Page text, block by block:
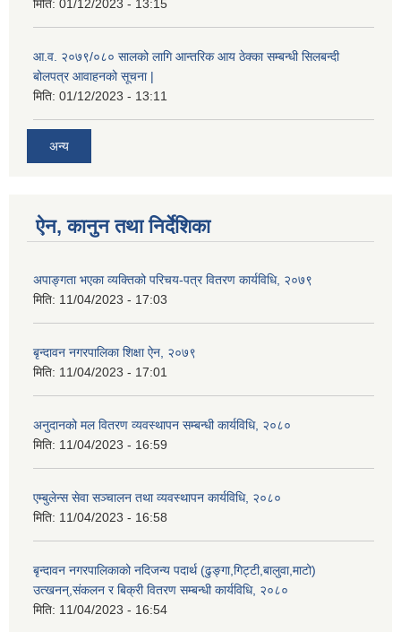
मिति: 01/12/2023 - 13:15
आ.व. २०७९/०८० सालको लागि आन्तरिक आय ठेक्का सम्बन्धी सिलबन्दी
बोलपत्र आवाहनको सूचना |
मिति: 01/12/2023 - 13:11
अन्य
ऐन, कानुन तथा निर्देशिका
अपाङ्गता भएका व्यक्तिको परिचय-पत्र वितरण कार्यविधि, २०७९
मिति: 11/04/2023 - 17:03
बृन्दावन नगरपालिका शिक्षा ऐन, २०७९
मिति: 11/04/2023 - 17:01
अनुदानको मल वितरण व्यवस्थापन सम्बन्धी कार्यविधि, २०८०
मिति: 11/04/2023 - 16:59
एम्बुलेन्स सेवा सञ्चालन तथा व्यवस्थापन कार्यविधि, २०८०
मिति: 11/04/2023 - 16:58
बृन्दावन नगरपालिकाको नदिजन्य पदार्थ (ढुङ्गा,गिट्टी,बालुवा,माटो)
उत्खनन्,संकलन र बिक्री वितरण सम्बन्धी कार्यविधि, २०८०
मिति: 11/04/2023 - 16:54